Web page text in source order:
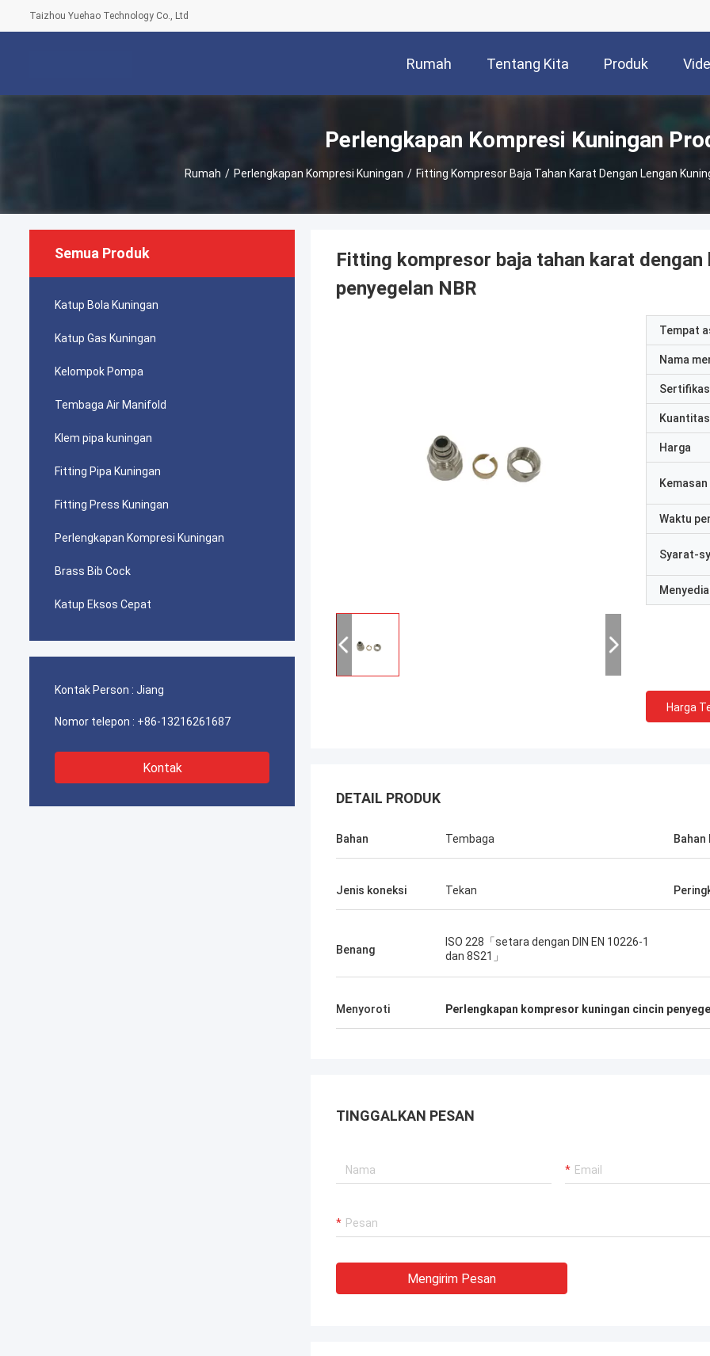
Taizhou Yuehao Technology Co., Ltd
Rumah Tentang Kita Produk
Perlengkapan Kompresi Kuningan
Rumah / Perlengkapan Kompresi Kuningan / Fitting Kompresor Baja Tahan Karat Dengan Lengan
Semua Produk
Katup Bola Kuningan
Katup Gas Kuningan
Kelompok Pompa
Tembaga Air Manifold
Klem pipa kuningan
Fitting Pipa Kuningan
Fitting Press Kuningan
Perlengkapan Kompresi Kuningan
Brass Bib Cock
Katup Eksos Cepat
Kontak Person : Jiang
Nomor telepon : +86-13216261687
Kontak
Fitting kompresor baja tahan karat dengan
penyegelan NBR
Tempat
Nama
Harga
Waktu
Syarat-
Harga
DETAIL PRODUK
Bahan Tembaga Bahan
Jenis koneksi Tekan
Benang
ISO 228「setara dengan DIN EN 10226-1
dan 8S21」
Menyoroti Perlengkapan kompresor kuningan cincin
TINGGALKAN PESAN
Mengirim Pesan